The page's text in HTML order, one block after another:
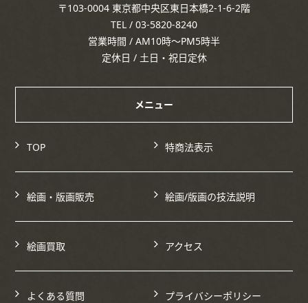
〒103-0004 東京都中央区東日本橋2-1-6-2階
TEL / 03-5820-8240
営業時間 / AM10時～PM5時半
定休日 / 土日・祝日定休
メニュー
TOP 特商法表示
絵画・版画販売 絵画/版画の技法説明
絵画買取 アクセス
よくある質問 プライバシーポリシー